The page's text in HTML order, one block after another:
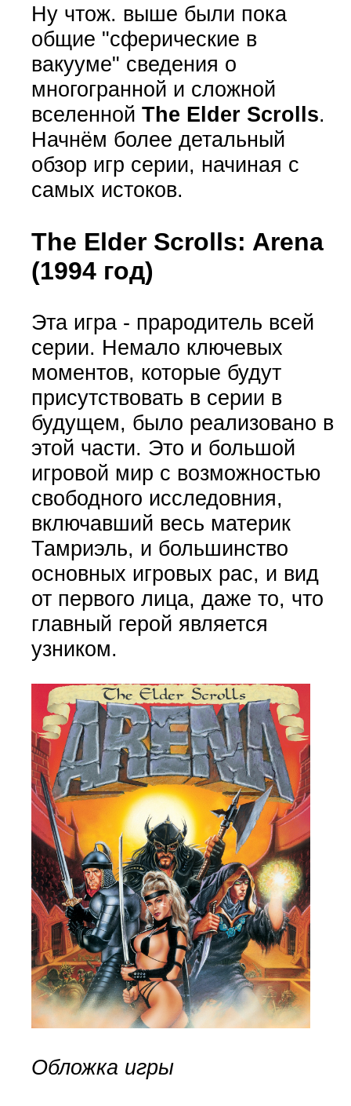
Ну чтож. выше были пока
общие "сферические в
вакууме" сведения о
многогранной и сложной
вселенной The Elder Scrolls.
Начнём более детальный
обзор игр серии, начиная с
самых истоков.
The Elder Scrolls: Arena
(1994 год)
Эта игра - прародитель всей
серии. Немало ключевых
моментов, которые будут
присутствовать в серии в
будущем, было реализовано в
этой части. Это и большой
игровой мир с возможностью
свободного исследовния,
включавший весь материк
Тамриэль, и большинство
основных игровых рас, и вид
от первого лица, даже то, что
главный герой является
узником.
Обложка игры